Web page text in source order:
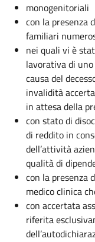
monogenitoriali
con la presenza
familiari
nei quali vi è
lavorativa di
causa del
invalidità
in attesa della
con stato di
di reddito in
dell’attività
qualità di
con la presenza
medico clinica
con accertata
riferita